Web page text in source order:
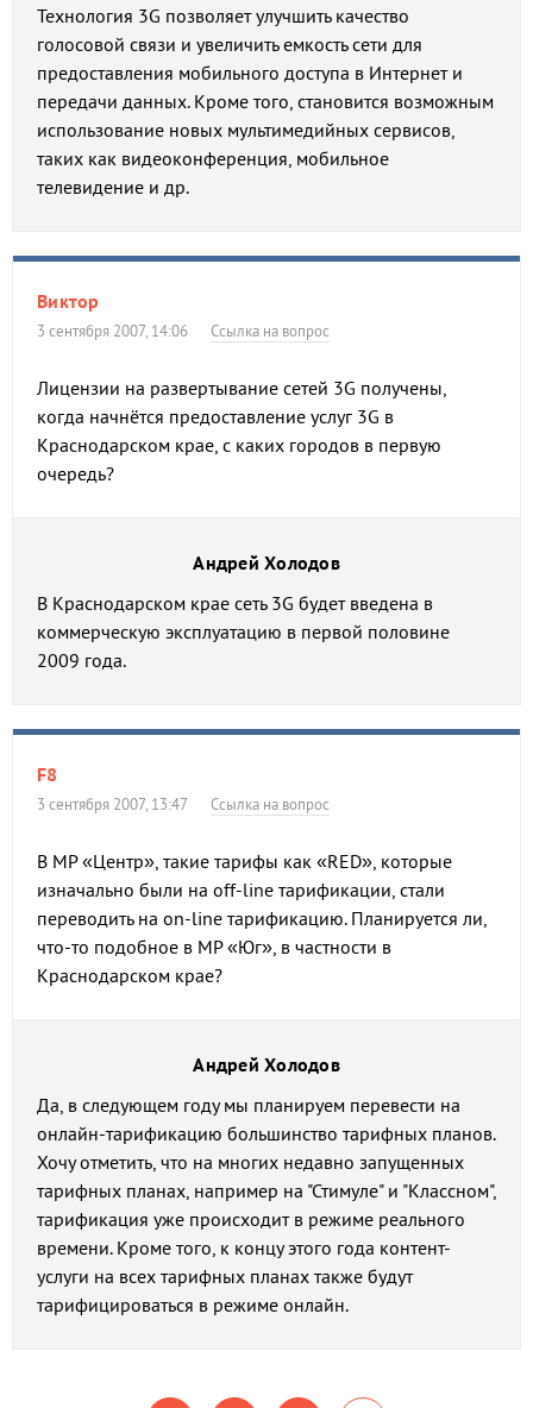
Технология 3G позволяет улучшить качество
голосовой связи и увеличить емкость сети для
предоставления мобильного доступа в Интернет и
передачи данных. Кроме того, становится возможным
использование новых мультимедийных сервисов,
таких как видеоконференция, мобильное
телевидение и др.
Виктор
3 сентября 2007, 14:06 Ссылка на вопрос
Лицензии на развертывание сетей 3G получены,
когда начнётся предоставление услуг 3G в
Краснодарском крае, с каких городов в первую
очередь?
Андрей Холодов
В Краснодарском крае сеть 3G будет введена в
коммерческую эксплуатацию в первой половине
2009 года.
F8
3 сентября 2007, 13:47 Ссылка на вопрос
В МР «Центр», такие тарифы как «RED», которые
изначально были на off-line тарификации, стали
переводить на on-line тарификацию. Планируется ли,
что-то подобное в МР «Юг», в частности в
Краснодарском крае?
Андрей Холодов
Да, в следующем году мы планируем перевести на
онлайн-тарификацию большинство тарифных планов.
Хочу отметить, что на многих недавно запущенных
тарифных планах, например на "Стимуле" и "Классном",
тарификация уже происходит в режиме реального
времени. Кроме того, к концу этого года контент-
услуги на всех тарифных планах также будут
тарифицироваться в режиме онлайн.